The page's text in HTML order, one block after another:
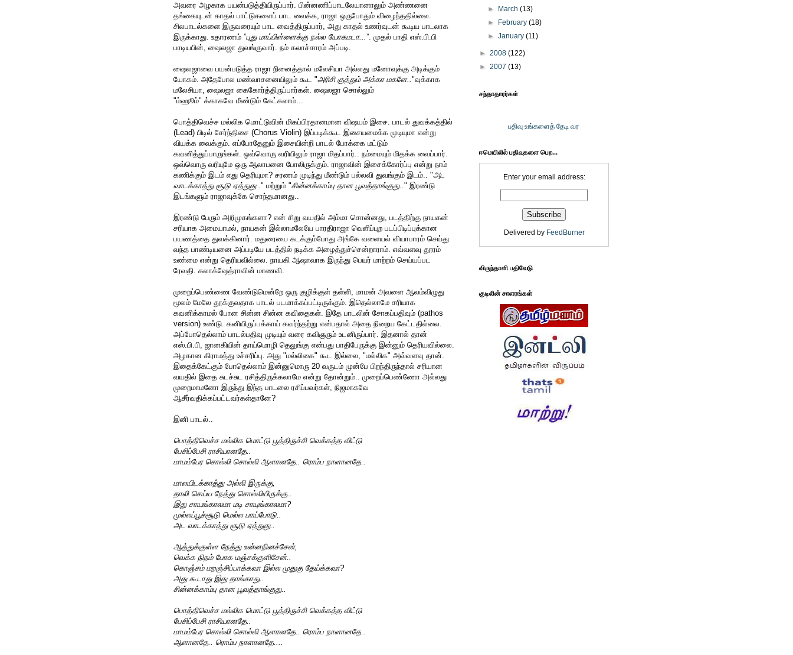
அவரை அழகாக பயன்படுத்தியிருப்பார். பின்னணிப்பாடலேயானாலும் அண்ணனை
தங்கையுடன் காதல் பாட்டுகளைப் பாட வைக்க, ராஜா ஒருபோதும் விழைந்ததில்லை.
சிலபாடல்களை இருவரையும் பாட வைத்திருப்பார், அது காதல் உணர்வுடன் கூடிய பாடலாக
இருக்காது. உதாரணம் ”புது மாப்பிள்ளைக்கு நல்ல யோகமடா...”. முதல் பாதி எஸ்.பி.பி
பாடியபின், ஷைலஜா துவங்குவார். நம் கலாச்சாரம் அப்படி.
ஷைலஜாவை பயன்படுத்த ராஜா நினைத்தால் மலேசியா அல்லது மனோவுக்கு அடிக்கும்
யோகம். அதேபோல மண்வாசனையிலும் கூட "அரிசி குத்தும் அக்கா மகளே.."வுக்காக
மலேசியா, ஷைலஜா கைகோர்த்திருப்பார்கள். ஷைலஜா சொல்லும்
"ம்ஹூம்" க்காகவே மீண்டும் கேட்கலாம்...
பொத்திவெச்ச மல்லிக மொட்டுவின் மிகப்பிரதானமான விஷயம் இசை. பாடல் துவக்கத்தில்
(Lead) பிடில் சேர்ந்திசை (Chorus Violin) இப்படிக்கூட இசையமைக்க முடியுமா என்று
வியக்க வைக்கும். எப்போதேனும் இசையின்றி பாடல் போக்கை மட்டும்
கவனித்துப்பாருங்கள். ஒவ்வொரு வரியிலும் ராஜா மிதப்பார்.. நம்மையும் மிதக்க வைப்பார்.
ஒவ்வொரு வரியுமே ஒரு ஆலாபனை போலிருக்கும். ராஜாவின் இசைக்கோர்ப்பு என்று நாம்
கணிக்கும் இடம் எது தெரியுமா? சரணம் முடிந்து மீண்டும் பல்லவி துவங்கும் இடம்.. "அட
வாடக்காத்து சூடு ஏத்துது.." மற்றும் "சின்னக்காம்பு தான பூவத்தாங்குது.." இரண்டு
இடங்களும் ராஜாவுக்கே சொந்தமானது..
இரண்டு பேரும் அறிமுகங்களா? என் சிறு வயதில் அம்மா சொன்னது, படத்திற்கு நாயகன்
சரியாக அமையாமல், நாயகன் இல்லாமலேயே பாரதிராஜா வெளிப்புற படப்பிடிப்புக்கான
பயணத்தை துவக்கினார். மதுரையை கடக்கும்போது அங்கே வளையல் வியாபாரம் செய்து
வந்த பாண்டியனை அப்படியே படத்தில் நடிக்க அழைத்துச்சென்றாராம். எவ்வளவு தூரம்
உண்மை என்று தெரியவில்லை. நாயகி ஆஷாவாக இருந்து பெயர் மாற்றம் செய்யப்பட
ரேவதி. கலாக்ஷேத்ராவின் மாணவி.
முறைப்பெண்ணை வேண்டுமென்றே ஒரு குழிக்குள் தள்ளி, மாமன் அவளை ஆலம்விழுது
மூலம் மேலே தூக்குவதாக பாடல் படமாக்கப்பட்டிருக்கும். இதெல்லாமே சரியாக
கவனிக்காமல் போன சின்ன சின்ன கவிதைகள். இதே பாடலின் சோகப்பதிவும் (pathos
version) உண்டு. கனியிருப்பக்காய் கவர்ந்தற்று என்பதால் அதை நிறைய கேட்டதில்லை.
அப்போதெல்லாம் பாடல்பதிவு முடியும் வரை கவிஞரும் உடனிருப்பார். இதனால் தான்
எஸ்.பி.பி, ஜானகியின் தாய்மொழி தெலுங்கு என்பது பாதிபேருக்கு இன்னும் தெரியவில்லை.
அழகான கிராமத்து உச்சரிப்பு. அது "மல்லிகை" கூட இல்லை, "மல்லிக" அவ்வளவு தான்.
இதைக்கேட்கும் போதெல்லாம் இன்னுமொரு 20 வருடம் முன்பே பிறந்திருந்தால் சரியான
வயதில் இதை சுடச்சுட ரசித்திருக்கலாமே என்று தோன்றும்.. முறைப்பெண்ணோ அல்லது
முறைமாமனோ இருந்து இந்த பாடலை ரசிப்பவர்கள், நிஜமாகவே
ஆசீர்வதிக்கப்பட்டவர்கள்தானே?
இனி பாடல்..
பொத்திவெச்ச மல்லிக மொட்டு பூத்திருச்சி வெக்கத்த விட்டு
பேசிப்பேசி ராசியானதே..
மாமம்பேர சொல்லி சொல்லி ஆளானதே.. ரொம்ப நாளானதே..
மாலயிடக்காத்து அல்லி இருக்கு,
தாலி செய்ய நேத்து சொல்லியிருக்கு..
இது சாயங்காலமா மடி சாயுங்காலமா?
முல்லப்பூச்சூடு மெல்ல பாய்போடு..
அட வாடக்காத்து சூடு ஏத்துது..
ஆத்துக்குள்ள நேத்து உன்னநினச்சேன்,
வெக்க நிறம் போக மஞ்சக்குளிசேன்..
கொஞ்சம் மறஞ்சிப்பாக்கவா இல்ல முதுகு தேய்க்கவா?
அது கூடாது இது தாங்காது..
சின்னக்காம்பு தான பூவத்தாங்குது..
பொத்திவெச்ச மல்லிக மொட்டு பூத்திருச்சி வெக்கத்த விட்டு
பேசிப்பேசி ராசியானதே..
மாமம்பேர சொல்லி சொல்லி ஆளானதே.. ரொம்ப நாளானதே..
ஆளானதே.. ரொம்ப நாளானதே....
►
March(13)
►
February(18)
►January(11)
► 2008 (122)
► 2007 (13)
சந்தாதாரர்கள்
பதிவு உங்களைத் தேடி வர
ஈமெயிலில் பதிவுகளை பெற...
Enter your email address:
Delivered by FeedBurner
விருந்தாளி பதிவேடு
குடிலின் சாளரங்கள்